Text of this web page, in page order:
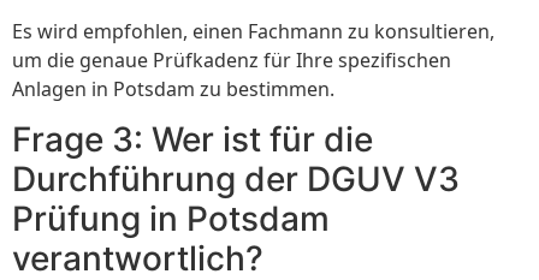
Es wird empfohlen, einen Fachmann zu konsultieren,
um die genaue Prüfkadenz für Ihre spezifischen
Anlagen in Potsdam zu bestimmen.
Frage 3: Wer ist für die
Durchführung der DGUV V3
Prüfung in Potsdam
verantwortlich?